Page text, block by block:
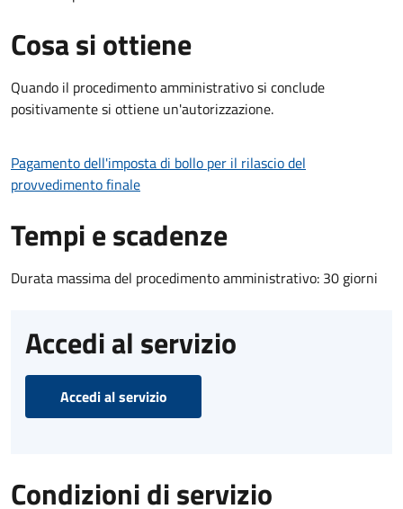
Cosa si ottiene
Quando il procedimento amministrativo si conclude
positivamente si ottiene un'autorizzazione.
Pagamento dell'imposta di bollo per il rilascio del
provvedimento finale
Tempi e scadenze
Durata massima del procedimento amministrativo: 30 giorni
Accedi al servizio
Accedi al servizio
Condizioni di servizio